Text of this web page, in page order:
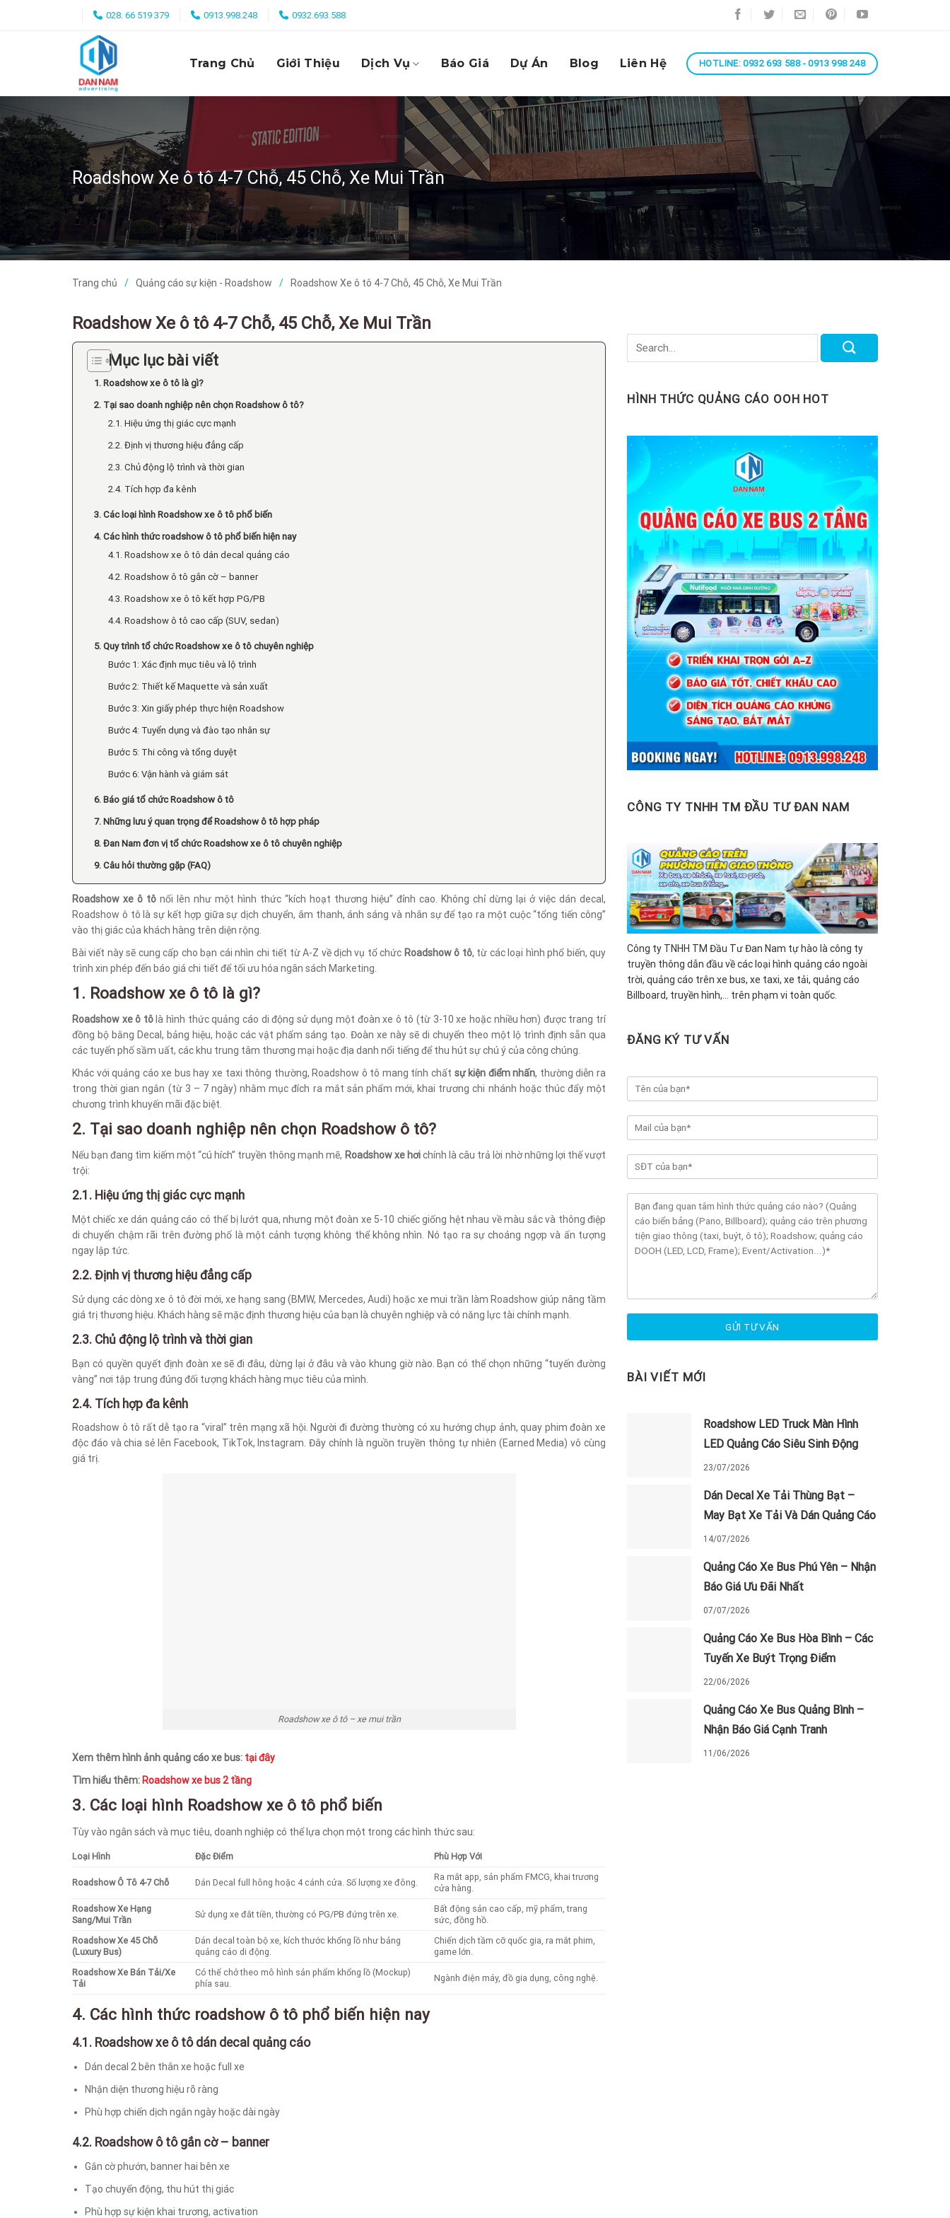
028. 66 519 379 0913.998.248 0932.693.588
Trang Chủ Giới Thiệu Dịch Vụ Báo Giá Dự Án Blog Liên Hệ HOTLINE: 0932 693 588 - 0913 998 248
Roadshow Xe ô tô 4-7 Chỗ, 45 Chỗ, Xe Mui Trần
Trang chủ Quảng cáo sự kiện - Roadshow Roadshow Xe ô tô 4-7 Chỗ, 45 Chỗ, Xe Mui Trần
Roadshow Xe ô tô 4-7 Chỗ, 45 Chỗ, Xe Mui Trần
Mục lục bài viết
1. Roadshow xe ô tô là gì?
2. Tại sao doanh nghiệp nên chọn Roadshow ô tô?
2.1. Hiệu ứng thị giác cực mạnh
2.2. Định vị thương hiệu đẳng cấp
2.3. Chủ động lộ trình và thời gian
2.4. Tích hợp đa kênh
3. Các loại hình Roadshow xe ô tô phổ biến
4. Các hình thức roadshow ô tô phổ biến hiện nay
4.1. Roadshow xe ô tô dán decal quảng cáo
4.2. Roadshow ô tô gắn cờ – banner
4.3. Roadshow xe ô tô kết hợp PG/PB
4.4. Roadshow ô tô cao cấp (SUV, sedan)
5. Quy trình tổ chức Roadshow xe ô tô chuyên nghiệp
Bước 1: Xác định mục tiêu và lộ trình
Bước 2: Thiết kế Maquette và sản xuất
Bước 3: Xin giấy phép thực hiện Roadshow
Bước 4: Tuyển dụng và đào tạo nhân sự
Bước 5: Thi công và tổng duyệt
Bước 6: Vận hành và giám sát
6. Báo giá tổ chức Roadshow ô tô
7. Những lưu ý quan trọng để Roadshow ô tô hợp pháp
8. Đan Nam đơn vị tổ chức Roadshow xe ô tô chuyên nghiệp
9. Câu hỏi thường gặp (FAQ)
Roadshow xe ô tô nổi lên như một hình thức “kích hoạt thương hiệu” đỉnh cao. Không chỉ dừng lại ở việc dán decal,
Roadshow ô tô là sự kết hợp giữa sự dịch chuyển, âm thanh, ánh sáng và nhân sự để tạo ra một cuộc “tổng tiến công”
vào thị giác của khách hàng trên diện rộng.
Bài viết này sẽ cung cấp cho bạn cái nhìn chi tiết từ A-Z về dịch vụ tổ chức Roadshow ô tô, từ các loại hình phổ biến, quy
trình xin phép đến báo giá chi tiết để tối ưu hóa ngân sách Marketing.
1. Roadshow xe ô tô là gì?
Roadshow xe ô tôlà hình thức quảng cáo di động sử dụng một đoàn xe ô tô (từ 3-10 xe hoặc nhiều hơn) được trang trí
đồng bộ bằng Decal, bảng hiệu, hoặc các vật phẩm sáng tạo. Đoàn xe này sẽ di chuyển theo một lộ trình định sẵn qua
các tuyến phố sầm uất, các khu trung tâm thương mại hoặc địa danh nổi tiếng để thu hút sự chú ý của công chúng.
Khác với quảng cáo xe bus hay xe taxi thông thường, Roadshow ô tô mang tính chất sự kiện điểm nhấn, thường diễn ra
trong thời gian ngắn (từ 3 – 7 ngày) nhằm mục đích ra mắt sản phẩm mới, khai trương chi nhánh hoặc thúc đẩy một
chương trình khuyến mãi đặc biệt.
2. Tại sao doanh nghiệp nên chọn Roadshow ô tô?
Nếu bạn đang tìm kiếm một “cú hích” truyền thông mạnh mẽ, Roadshow xe hơichính là câu trả lời nhờ những lợi thế vượt
trội:
2.1. Hiệu ứng thị giác cực mạnh
Một chiếc xe dán quảng cáo có thể bị lướt qua, nhưng một đoàn xe 5-10 chiếc giống hệt nhau về màu sắc và thông điệp
di chuyển chậm rãi trên đường phố là một cảnh tượng không thể không nhìn. Nó tạo ra sự choáng ngợp và ấn tượng
ngay lập tức.
2.2. Định vị thương hiệu đẳng cấp
Sử dụng các dòng xe ô tô đời mới, xe hạng sang (BMW, Mercedes, Audi) hoặc xe mui trần làm Roadshow giúp nâng tầm
giá trị thương hiệu. Khách hàng sẽ mặc định thương hiệu của bạn là chuyên nghiệp và có năng lực tài chính mạnh.
2.3. Chủ động lộ trình và thời gian
Bạn có quyền quyết định đoàn xe sẽ đi đâu, dừng lại ở đâu và vào khung giờ nào. Bạn có thể chọn những “tuyến đường
vàng” nơi tập trung đúng đối tượng khách hàng mục tiêu của mình.
2.4. Tích hợp đa kênh
Roadshow ô tô rất dễ tạo ra “viral” trên mạng xã hội. Người đi đường thường có xu hướng chụp ảnh, quay phim đoàn xe
độc đáo và chia sẻ lên Facebook, TikTok, Instagram. Đây chính là nguồn truyền thông tự nhiên (Earned Media) vô cùng
giá trị.
Roadshow xe ô tô – xe mui trần
Xem thêm hình ảnh quảng cáo xe bus: tại đây
Tìm hiểu thêm: Roadshow xe bus 2 tầng
3. Các loại hình Roadshow xe ô tô phổ biến
Tùy vào ngân sách và mục tiêu, doanh nghiệp có thể lựa chọn một trong các hình thức sau:
Loại Hình Đặc Điểm Phù Hợp Với
Roadshow Ô Tô 4-7 Chỗ Dán Decal full hông hoặc 4 cánh cửa. Số lượng xe đông.
Ra mắt app, sản phẩm FMCG, khai trương
cửa hàng.
Roadshow Xe Hạng
Sang/Mui Trần
Sử dụng xe đắt tiền, thường có PG/PB đứng trên xe.
Bất động sản cao cấp, mỹ phẩm, trang
sức, đồng hồ.
Roadshow Xe 45 Chỗ
(Luxury Bus)
Dán decal toàn bộ xe, kích thước khổng lồ như bảng
quảng cáo di động.
Chiến dịch tầm cỡ quốc gia, ra mắt phim,
game lớn.
Roadshow Xe Bán Tải/Xe
Tải
Có thể chở theo mô hình sản phẩm khổng lồ (Mockup)
phía sau.
Ngành điện máy, đồ gia dụng, công nghệ.
4. Các hình thức roadshow ô tô phổ biến hiện nay
4.1. Roadshow xe ô tô dán decal quảng cáo
Dán decal 2 bên thân xe hoặc full xe
Nhận diện thương hiệu rõ ràng
Phù hợp chiến dịch ngắn ngày hoặc dài ngày
4.2. Roadshow ô tô gắn cờ – banner
Gắn cờ phướn, banner hai bên xe
Tạo chuyển động, thu hút thị giác
Phù hợp sự kiện khai trương, activation
HÌNH THỨC QUẢNG CÁO OOH HOT
CÔNG TY TNHH TM ĐẦU TƯ ĐAN NAM
Công ty TNHH TM Đầu Tư Đan Nam tự hào là công ty
truyền thông dẫn đầu về các loại hình quảng cáo ngoài
trời, quảng cáo trên xe bus, xe taxi, xe tải, quảng cáo
Billboard, truyền hình,… trên phạm vi toàn quốc.
ĐĂNG KÝ TƯ VẤN
BÀI VIẾT MỚI
Roadshow LED Truck Màn Hình
LED Quảng Cáo Siêu Sinh Động
23/07/2026
Dán Decal Xe Tải Thùng Bạt –
May Bạt Xe Tải Và Dán Quảng Cáo
14/07/2026
Quảng Cáo Xe Bus Phú Yên – Nhận
Báo Giá Ưu Đãi Nhất
07/07/2026
Quảng Cáo Xe Bus Hòa Bình – Các
Tuyến Xe Buýt Trọng Điểm
22/06/2026
Quảng Cáo Xe Bus Quảng Bình –
Nhận Báo Giá Cạnh Tranh
11/06/2026